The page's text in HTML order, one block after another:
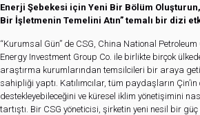
Enerji Şebekesi için Yeni Bir Bölüm
Bir İşletmenin Temelini Atın” temalı bir dizi
“Kurumsal Gün” de CSG, China National
Energy Investment Group Co. ile birlikte birçok
araştırma kurumlarından temsilcileri bir araya
sahipliği yaptı. Katılımcılar, tüm paydaşların
destekleyebileceğini ve küresel iklim yönetişimini
tartıştı. Bir CSG yöneticisi, şirketin yeni nesil bir